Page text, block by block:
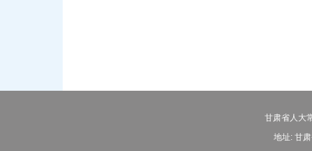
甘肃省人大
地址: 甘